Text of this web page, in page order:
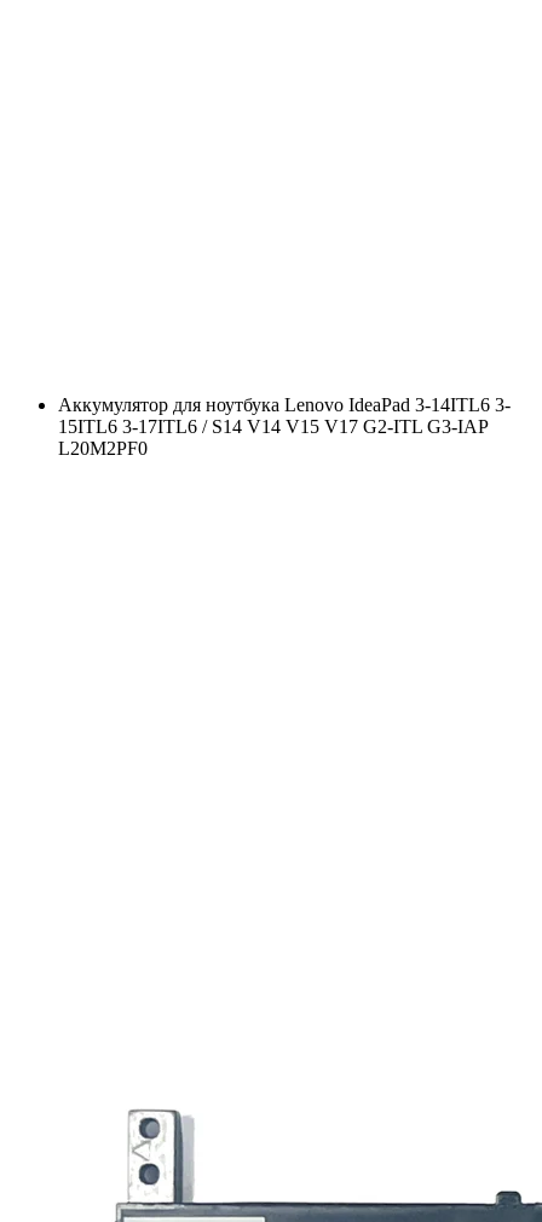
Аккумулятор для ноутбука Lenovo IdeaPad 3-14ITL6 3-
15ITL6 3-17ITL6 / S14 V14 V15 V17 G2-ITL G3-IAP
L20M2PF0